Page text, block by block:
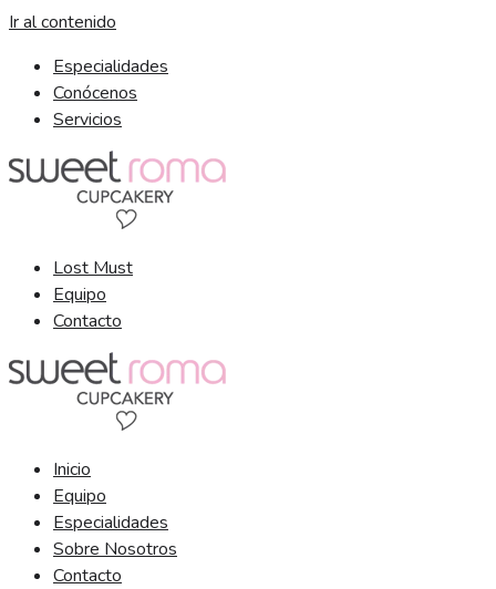
Ir al contenido
Especialidades
Conócenos
Servicios
Lost Must
Equipo
Contacto
Inicio
Equipo
Especialidades
Sobre Nosotros
Contacto